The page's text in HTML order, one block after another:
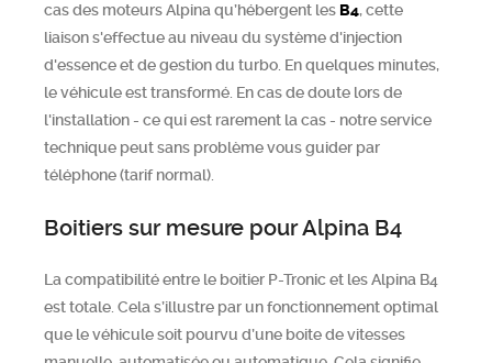
cas des moteurs Alpina qu’hébergent les B4, cette
liaison s'effectue au niveau du système d'injection
d'essence et de gestion du turbo. En quelques minutes,
le véhicule est transformé. En cas de doute lors de
l'installation - ce qui est rarement la cas - notre service
technique peut sans problème vous guider par
téléphone (tarif normal).
Boitiers sur mesure pour Alpina B4
La compatibilité entre le boitier P-Tronic et les Alpina B4
est totale. Cela s’illustre par un fonctionnement optimal
que le véhicule soit pourvu d’une boite de vitesses